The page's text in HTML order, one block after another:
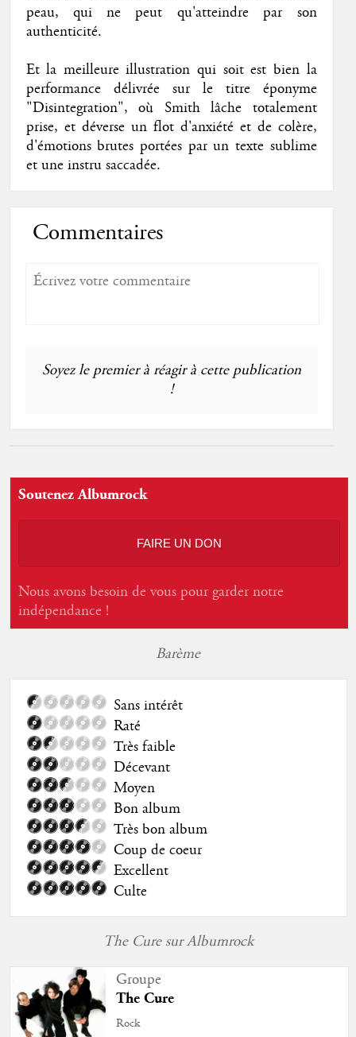
peau, qui ne peut qu'atteindre par son
authenticité.
Et la meilleure illustration qui soit est bien la
performance délivrée sur le titre éponyme
"Disintegration", où Smith lâche totalement
prise, et déverse un flot d'anxiété et de colère,
d'émotions brutes portées par un texte sublime
et une instru saccadée.
Commentaires
Soyez le premier à réagir à cette publication
!
Soutenez Albumrock
FAIRE UN DON
Nous avons besoin de vous pour garder notre
indépendance !
Barème
Sans intérêt
Raté
Très faible
Décevant
Moyen
Bon album
Très bon album
Coup de coeur
Excellent
Culte
The Cure sur Albumrock
Groupe
The Cure
Rock